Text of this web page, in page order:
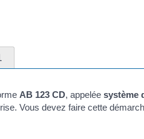
AB 123 CD, appelée système
Vous devez faire cette